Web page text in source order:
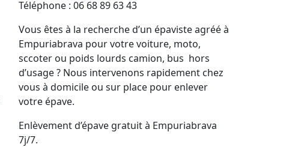
Téléphone : 06 68 89 63 43
Vous êtes à la recherche d’un épaviste agréé à
Empuriabrava pour votre voiture, moto,
sccoter ou poids lourds camion, bus hors
d’usage ? Nous intervenons rapidement chez
vous à domicile ou sur place pour enlever
votre épave.
Enlèvement d’épave gratuit à Empuriabrava
7j/7.